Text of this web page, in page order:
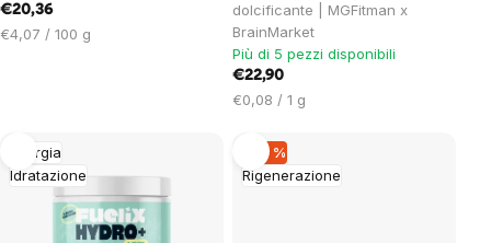
€20,36
Prezzo
€4,07 / 100 g
dolcificante | MGFitman x
BrainMarket
Più di 5 pezzi disponibili
€22,90
Prezzo
€0,08 / 1 g
Energia
Idratazione
Rigenerazione
–22 %